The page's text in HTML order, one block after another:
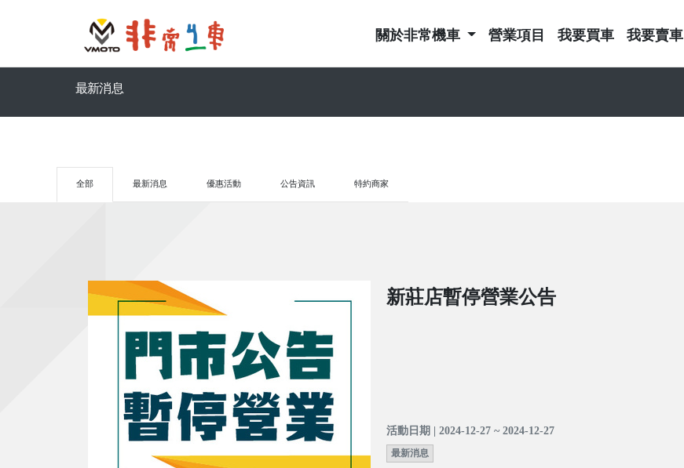
關於非常機車 營業項目 我要買車 我要賣車
最新消息
全部 最新消息 優惠活動 公告資訊 特約商家
新莊店暫停營業公告
活動日期 | 2024-12-27 ~ 2024-12-27
最新消息